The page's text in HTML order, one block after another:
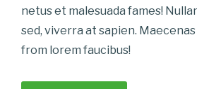
netus et malesuada fames!
sed, viverra at sapien.
from lorem faucibus!